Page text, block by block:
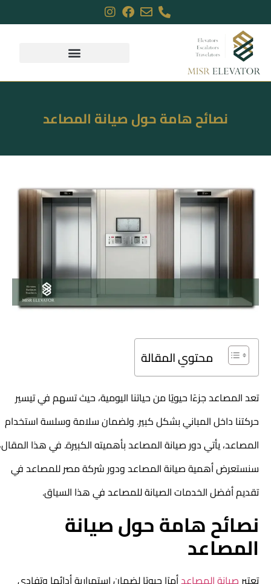
نصائح هامة حول صيانة المصاعد
محتوي المقالة
تعد المصاعد جزءًا حيويًا من حياتنا اليومية، حيث تسهم في تيسير
حركتنا داخل المباني بشكل كبير. ولضمان سلامة وسلسة استخدام
المصاعد، يأتي دور صيانة المصاعد بأهميته الكبيرة. في هذا المقال،
سنستعرض أهمية صيانة المصاعد ودور شركة مصر للمصاعد في
تقديم أفضل الخدمات الصيانة للمصاعد في هذا السياق.
نصائح هامة حول صيانة
المصاعد
تعتبرصيانة المصاعدأمرًا حيويًا لضمان استمرارية أدائها وتفادي